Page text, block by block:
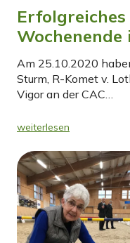
Am 25.10.2020
Sturm, R-Komet v.
Vigor an der CAC…
weiterlesen